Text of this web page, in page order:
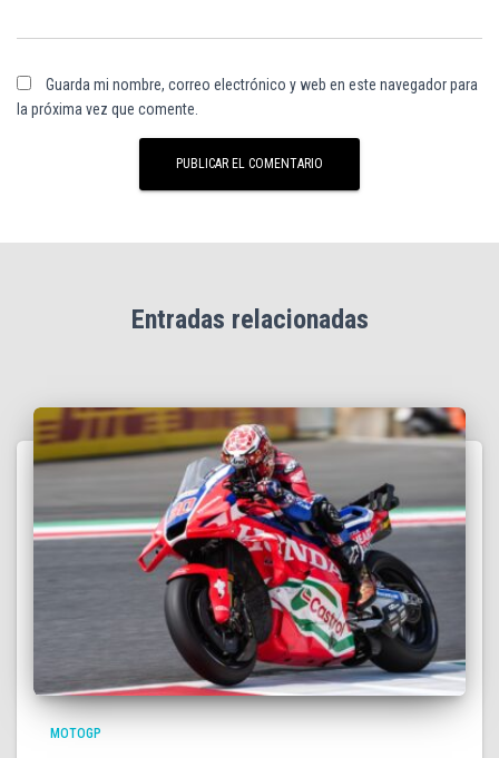
Guarda mi nombre, correo electrónico y web en este navegador para
la próxima vez que comente.
Entradas relacionadas
MOTOGP